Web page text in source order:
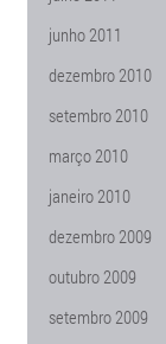
junho 2011
dezembro 2010
setembro 2010
março 2010
janeiro 2010
dezembro 2009
outubro 2009
setembro 2009